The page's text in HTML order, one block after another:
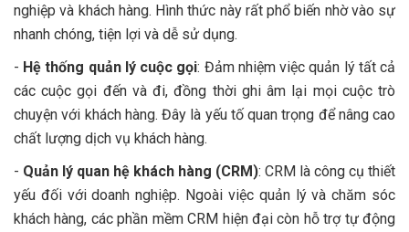
nghiệp và khách hàng. Hình thức này rất phổ biến nhờ vào sự
nhanh chóng, tiện lợi và dễ sử dụng.
- Hệ thống quản lý cuộc gọi: Đảm nhiệm việc quản lý tất cả
các cuộc gọi đến và đi, đồng thời ghi âm lại mọi cuộc trò
chuyện với khách hàng. Đây là yếu tố quan trọng để nâng cao
chất lượng dịch vụ khách hàng.
- Quản lý quan hệ khách hàng (CRM): CRM là công cụ thiết
yếu đối với doanh nghiệp. Ngoài việc quản lý và chăm sóc
khách hàng, các phần mềm CRM hiện đại còn hỗ trợ tự động